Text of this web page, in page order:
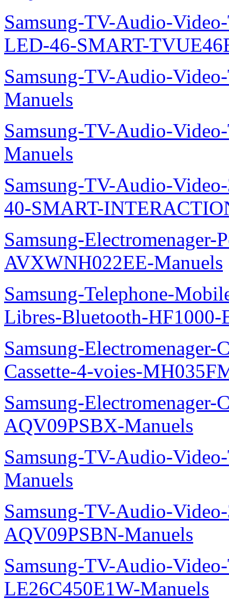
Samsung-TV-Audio-
LED-46-SMART-
Samsung-TV-Audio-
Manuels
Samsung-TV-Audio-
Manuels
Samsung-TV-Audio-
40-SMART-
Samsung-
AVXWNH022EE-Manuels
Samsung-Telephone-
Libres-Bluetooth-HF1000-
Samsung-Electromenager-
Cassette-4-voies-
Samsung-Electromenager-
AQV09PSBX-Manuels
Samsung-TV-Audio-
Manuels
Samsung-TV-Audio-
AQV09PSBN-Manuels
Samsung-TV-Audio-
LE26C450E1W-Manuels